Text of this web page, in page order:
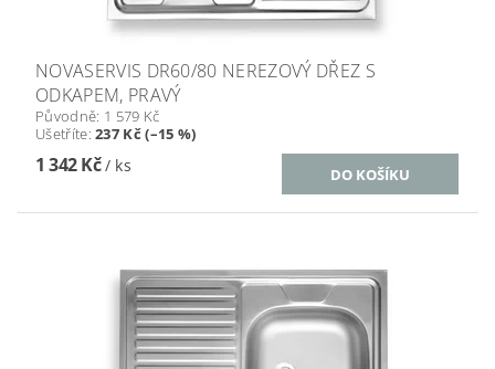
NOVASERVIS DR60/80 NEREZOVÝ DŘEZ S
ODKAPEM, PRAVÝ
Původně: 1 579 Kč
Ušetříte:237 Kč (–15 %)
1 342 Kč/ ks